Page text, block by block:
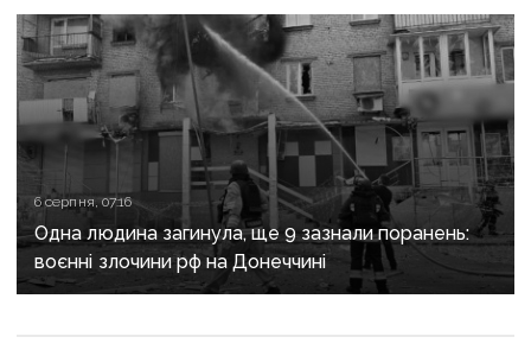
6 серпня, 07:16
Одна людина загинула, ще 9 зазнали поранень:
воєнні злочини рф на Донеччині